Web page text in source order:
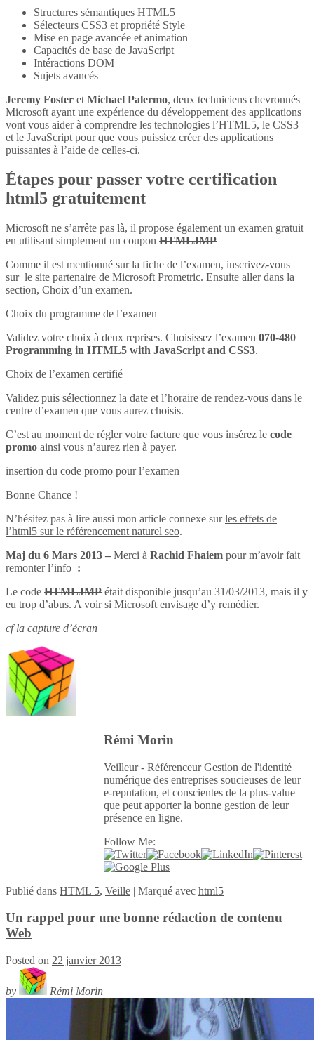
Structures sémantiques HTML5
Sélecteurs CSS3 et propriété Style
Mise en page avancée et animation
Capacités de base de JavaScript
Intéractions DOM
Sujets avancés
Jeremy Foster et Michael Palermo, deux techniciens chevronnés
Microsoft ayant une expérience du développement des applications
vont vous aider à comprendre les technologies l’HTML5, le CSS3
et le JavaScript pour que vous puissiez créer des applications
puissantes à l’aide de celles-ci.
Étapes pour passer votre certification
html5 gratuitement
Microsoft ne s’arrête pas là, il propose également un examen gratuit
en utilisant simplement un coupon HTMLJMP
Comme il est mentionné sur la fiche de l’examen, inscrivez-vous
sur le site partenaire de Microsoft Prometric. Ensuite aller dans la
section, Choix d’un examen.
Choix du programme de l’examen
Validez votre choix à deux reprises. Choisissez l’examen 070-480
Programming in HTML5 with JavaScript and CSS3.
Choix de l’examen certifié
Validez puis sélectionnez la date et l’horaire de rendez-vous dans le
centre d’examen que vous aurez choisis.
C’est au moment de régler votre facture que vous insérez le code
promo ainsi vous n’aurez rien à payer.
insertion du code promo pour l’examen
Bonne Chance !
N’hésitez pas à lire aussi mon article connexe surles effets de
l’html5 sur le référencement naturel seo.
Maj du 6 Mars 2013 – Merci à Rachid Fhaiem pour m’avoir fait
remonter l’info :
Le code HTMLJMP était disponible jusqu’au 31/03/2013, mais il y
eu trop d’abus. A voir si Microsoft envisage d’y remédier.
cf la capture d’écran
Rémi Morin
Veilleur - Référenceur Gestion de l'identité
numérique des entreprises soucieuses de leur
e-reputation, et conscientes de la plus-value
que peut apporter la bonne gestion de leur
présence en ligne.
Follow Me:
Publié dans HTML 5, Veille | Marqué avec html5
Un rappel pour une bonne rédaction de contenu
Web
Posted on 22 janvier 2013
by Rémi Morin